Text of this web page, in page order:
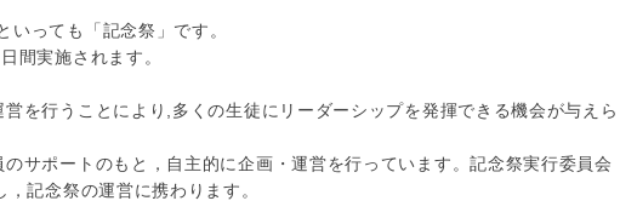
っても「記念祭」です。
間実施されます。
を行うことにより,多くの生徒にリーダーシップを発揮できる機会が与えら
サポートのもと，自主的に企画・運営を行っています。記念祭実行委員会
記念祭の運営に携わります。